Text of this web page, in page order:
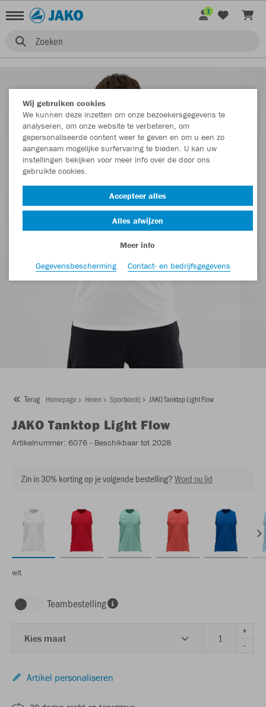
Zoeken
1
Terug Homepage Heren Sportkledij JAKO Tanktop Light Flow
JAKO Tanktop Light Flow
Artikelnummer: 6076 - Beschikbaar tot 2028
Zin in 30% korting op je volgende bestelling?Word nu lid
wit
Teambestelling
Kies maat
+
-
Artikel personaliseren
Wij gebruiken cookies
We kunnen deze inzetten om onze bezoekersgegevens te
analyseren, om onze website te verbeteren, om
gepersonaliseerde content weer te geven en om u een zo
aangenaam mogelijke surfervaring te bieden. U kan uw
instellingen bekijken voor meer info over de door ons
gebruikte cookies.
Accepteer alles
Alles afwijzen
Meer info
Gegevensbescherming
Contact- en bedrijfsgegevens